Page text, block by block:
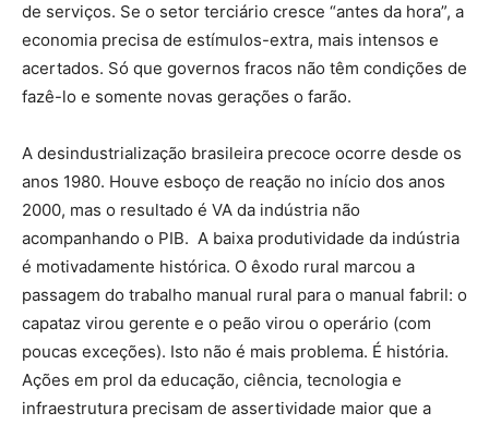
de serviços. Se o setor terciário cresce “antes da hora”, a
economia precisa de estímulos-extra, mais intensos e
acertados. Só que governos fracos não têm condições de
fazê-lo e somente novas gerações o farão.
A desindustrialização brasileira precoce ocorre desde os
anos 1980. Houve esboço de reação no início dos anos
2000, mas o resultado é VA da indústria não
acompanhando o PIB. A baixa produtividade da indústria
é motivadamente histórica. O êxodo rural marcou a
passagem do trabalho manual rural para o manual fabril: o
capataz virou gerente e o peão virou o operário (com
poucas exceções). Isto não é mais problema. É história.
Ações em prol da educação, ciência, tecnologia e
infraestrutura precisam de assertividade maior que a